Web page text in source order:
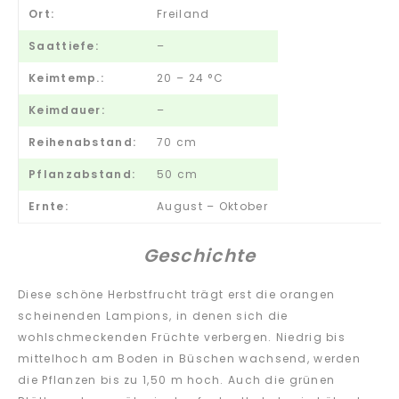
Ort: Freiland
Saattiefe: –
Keimtemp.: 20 – 24 °C
Keimdauer: –
Reihenabstand: 70 cm
Pflanzabstand: 50 cm
Ernte: August – Oktober
Geschichte
Diese schöne Herbstfrucht trägt erst die orangen
scheinenden Lampions, in denen sich die
wohlschmeckenden Früchte verbergen. Niedrig bis
mittelhoch am Boden in Büschen wachsend, werden
die Pflanzen bis zu 1,50 m hoch. Auch die grünen